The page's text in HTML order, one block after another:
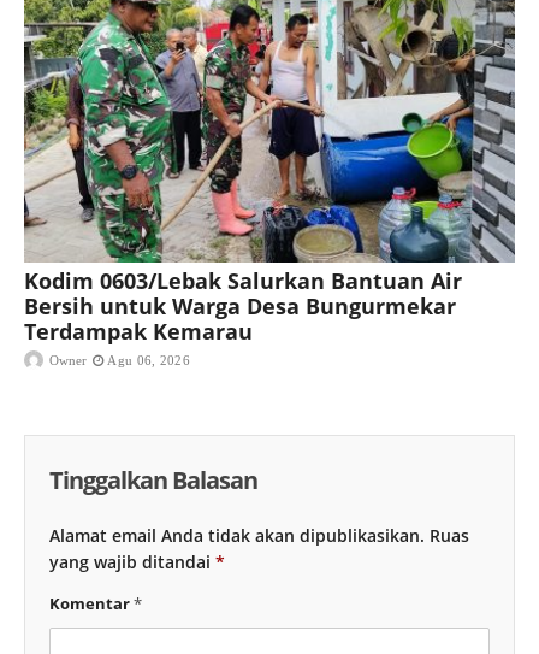
Kodim 0603/Lebak Salurkan Bantuan Air
Bersih untuk Warga Desa Bungurmekar
Terdampak Kemarau
Owner Agu 06, 2026
Tinggalkan Balasan
Alamat email Anda tidak akan dipublikasikan. Ruas
yang wajib ditandai *
Komentar*